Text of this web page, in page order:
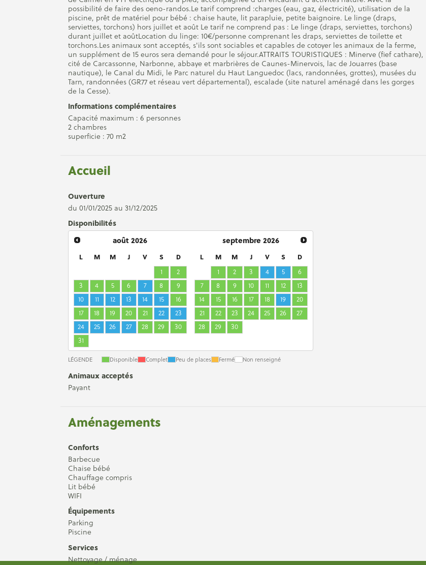
possibilité de faire des oeno-randos.Le tarif comprend :charges (eau, gaz, électricité), utilisation de la
piscine, prêt de matériel pour bébé : chaise haute, lit parapluie, petite baignoire. Le linge (draps,
serviettes, torchons) hors juillet et août Le tarif ne comprend pas : Le linge (draps, serviettes, torchons)
durant juillet et aoûtLocation du linge: 10€/personne comprenant les draps, serviettes de toilette et
torchons.Les animaux sont acceptés, s'ils sont sociables et capables de cotoyer les animaux de la ferme,
un supplément de 15 euros sera demandé pour le séjour.ATTRAITS TOURISTIQUES : Minerve (fief cathare),
cité de Carcassonne, Narbonne, abbaye et marbrières de Caunes-Minervois, lac de Jouarres (base
nautique), le Canal du Midi, le Parc naturel du Haut Languedoc (lacs, randonnées, grottes), musées du
Tarn, randonnées (GR77 et réseau vert départemental), escalade (site naturel aménagé dans les gorges
de la Cesse).
Informations complémentaires
Capacité maximum : 6 personnes
2 chambres
superficie : 70 m2
Accueil
Ouverture
du 01/01/2025 au 31/12/2025
Disponibilités
août 2026
L M M J V S D
1
2
3
4 5 6 7 8
9
10
11 12 13 14 15
16
17
18 19 20 21 22
23
24
25 26 27 28 29
30
31
septembre 2026
L M M J V S D
1 2 3 4 5
6
7
8 9 10 11 12
13
14
15 16 17 18 19
20
21
22 23 24 25 26
27
28
29 30
LÉGENDE Disponible Complet Peu de places Fermé Non renseigné
Animaux acceptés
Payant
Aménagements
Conforts
Barbecue
Chaise bébé
Chauffage compris
Lit bébé
WIFI
Équipements
Parking
Piscine
Services
Nettoyage / ménage